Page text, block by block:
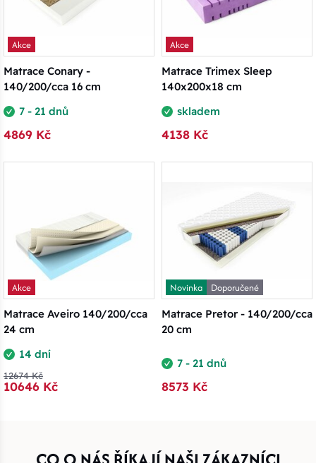
Akce
Matrace Conary -
140/200/cca 16 cm
7 - 21 dnů
4869 Kč
Akce
Matrace Trimex Sleep
140x200x18 cm
skladem
4138 Kč
Akce
Matrace Aveiro 140/200/cca
24 cm
14 dní
12674 Kč
10646 Kč
Novinka
Doporučené
Matrace Pretor - 140/200/cca
20 cm
7 - 21 dnů
8573 Kč